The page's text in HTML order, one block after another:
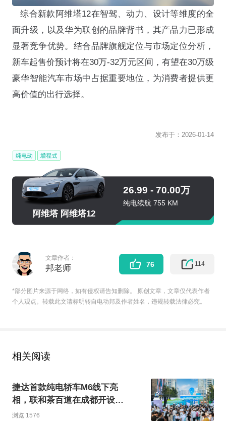
综合新款阿维塔12在智驾、动力、设计等维度的全
面升级，以及华为联创的品牌背书，其产品力已形成
显著竞争优势。结合品牌旗舰定位与市场定位分析，
新车起售价预计将在30万-32万元区间，有望在30万级
豪华智能汽车市场中占据重要地位，为消费者提供更
高价值的出行选择。
发布于： 2026-01-14
阿维塔 阿维塔12
26.99 - 70.00万
纯电续航 755 KM
文章作者：
邦老师 76 114
*部分图片来源于网络，如有侵权请告知删除。 原创文章，文章仅代表作者
个人观点。转载此文请标明转自电动邦及作者姓名，违规转载法律必究。
相关阅读
捷达首款纯电轿车M6线下亮
相，联和茶百道在成都开设限
时快闪店
浏览 1576